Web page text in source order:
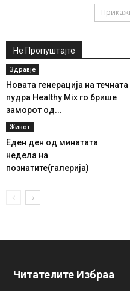
Не Пропуштајте
Здравје
Новата генерација на течната
пудра Healthy Mix го брише
заморот од...
Живот
Еден ден од минатата
недела на
познатите(галерија)
Читателите Избраа